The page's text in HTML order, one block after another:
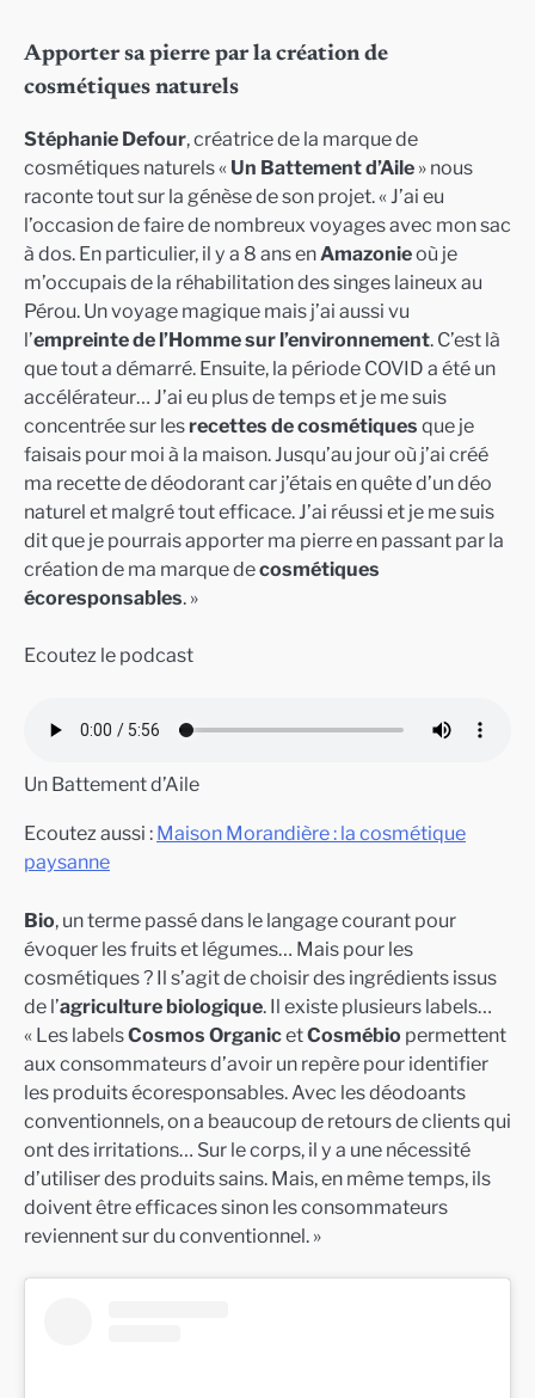
Apporter sa pierre par la création de
cosmétiques naturels
Stéphanie Defour, créatrice de la marque de
cosmétiques naturels « Un Battement d’Aile » nous
raconte tout sur la génèse de son projet. « J’ai eu
l’occasion de faire de nombreux voyages avec mon sac
à dos. En particulier, il y a 8 ans enAmazonieoù je
m’occupais de la réhabilitation des singes laineux au
Pérou. Un voyage magique mais j’ai aussi vu
l’empreinte de l’Homme sur l’environnement. C’est là
que tout a démarré. Ensuite, la période COVID a été un
accélérateur… J’ai eu plus de temps et je me suis
concentrée sur les recettes de cosmétiques que je
faisais pour moi à la maison. Jusqu’au jour où j’ai créé
ma recette de déodorant car j’étais en quête d’un déo
naturel et malgré tout efficace. J’ai réussi et je me suis
dit que je pourrais apporter ma pierre en passant par la
création de ma marque decosmétiques
écoresponsables. »
Ecoutez le podcast
Un Battement d’Aile
Ecoutez aussi : Maison Morandière : la cosmétique
paysanne
Bio, un terme passé dans le langage courant pour
évoquer les fruits et légumes… Mais pour les
cosmétiques ? Il s’agit de choisir des ingrédients issus
de l’agriculture biologique. Il existe plusieurs labels…
« Les labelsCosmos OrganicetCosmébio permettent
aux consommateurs d’avoir un repère pour identifier
les produits écoresponsables. Avec les déodoants
conventionnels, on a beaucoup de retours de clients qui
ont des irritations… Sur le corps, il y a une nécessité
d’utiliser des produits sains. Mais, en même temps, ils
doivent être efficaces sinon les consommateurs
reviennent sur du conventionnel. »